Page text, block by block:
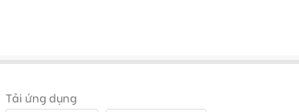
Tải ứng dụng